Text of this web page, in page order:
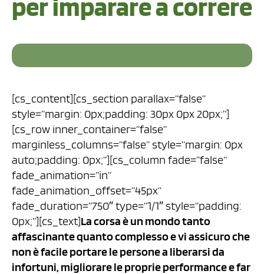
[cs_content][cs_section parallax=”false”
style=”margin: 0px;padding: 30px 0px 20px;”]
[cs_row inner_container=”false”
marginless_columns=”false” style=”margin: 0px
auto;padding: 0px;”][cs_column fade=”false”
fade_animation=”in”
fade_animation_offset=”45px”
fade_duration=”750″ type=”1/1″ style=”padding:
0px;”][cs_text]La corsa è un mondo tanto
affascinante quanto complesso e vi assicuro che
non è facile portare le persone a liberarsi da
infortuni, migliorare le proprie performance e far